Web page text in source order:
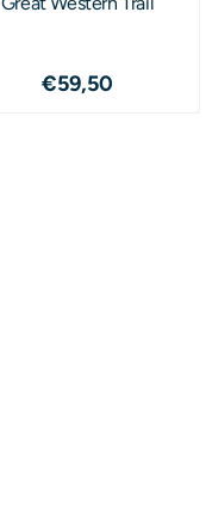
Prijs: 59,50
€59,50